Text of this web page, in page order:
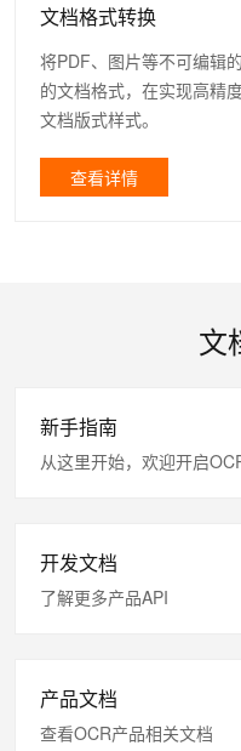
文档格式转换
将PDF、图片等不可编辑
的文档格式，在实现高精
文档版式样式。
查看详情
文
新手指南
从这里开始，欢迎开启
开发文档
了解更多产品API
产品文档
查看OCR产品相关文档